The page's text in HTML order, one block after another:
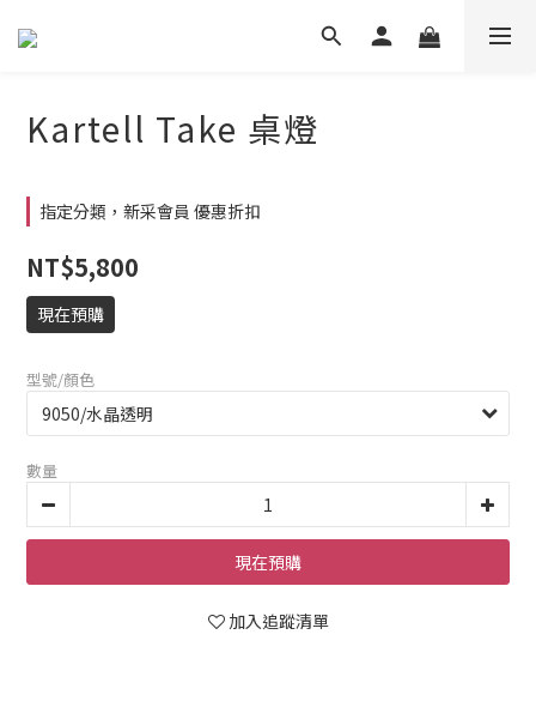
Kartell Take 桌燈
指定分類，新采會員 優惠折扣
NT$5,800
現在預購
型號/顏色
數量
現在預購
加入追蹤清單